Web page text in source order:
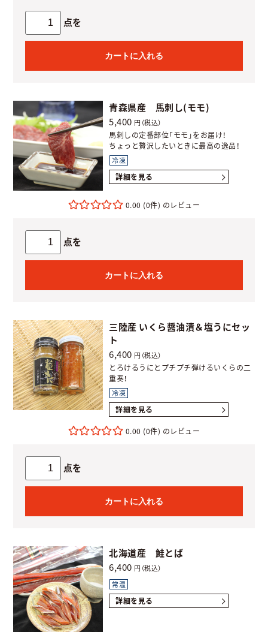
点を
カートに入れる
青森県産 馬刺し(モモ)
5,400 円（税込）
馬刺しの定番部位「モモ」をお届け！
ちょっと贅沢したいときに最高の逸品！
冷凍
詳細を見る
0.00 (0件)
点を
カートに入れる
三陸産 いくら醤油漬＆塩うにセッ
ト
6,400 円（税込）
とろけるうにとプチプチ弾けるいくらの二
重奏！
冷凍
詳細を見る
0.00 (0件)
点を
カートに入れる
北海道産 鮭とば
6,400 円（税込）
常温
詳細を見る